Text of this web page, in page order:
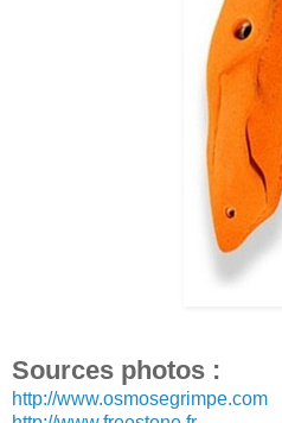
Sources photos :
http://www.osmosegrimpe.com